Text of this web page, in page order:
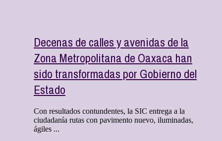
Decenas de calles y avenidas de la
Zona Metropolitana de Oaxaca han
sido transformadas por Gobierno del
Estado
Con resultados contundentes, la SIC entrega a la
ciudadanía rutas con pavimento nuevo, iluminadas,
ágiles ...